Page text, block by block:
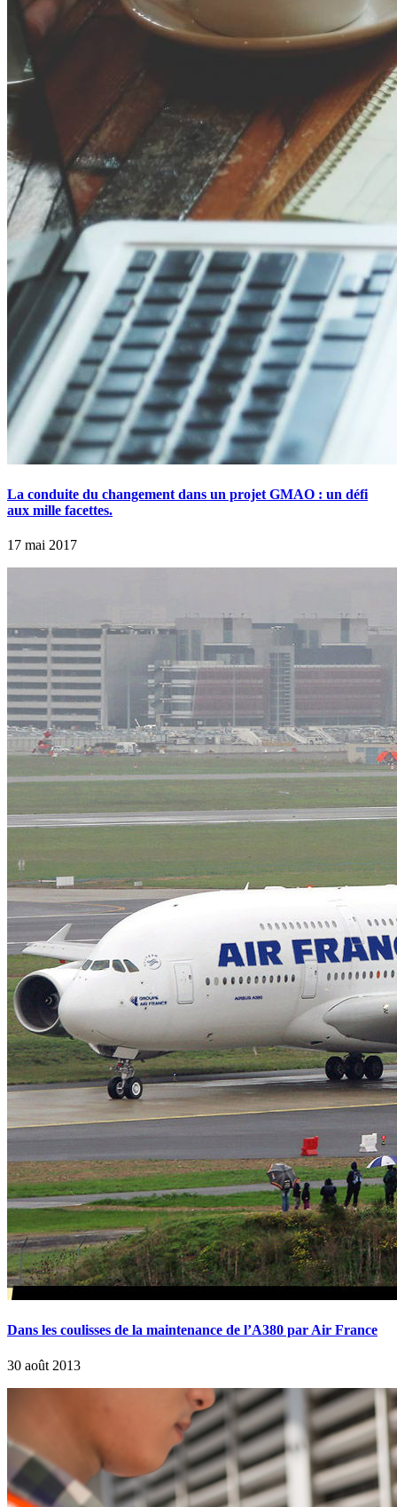
La conduite du changement dans un projet GMAO : un défi
aux mille facettes.
17 mai 2017
Dans les coulisses de la maintenance de l’A380 par Air France
30 août 2013